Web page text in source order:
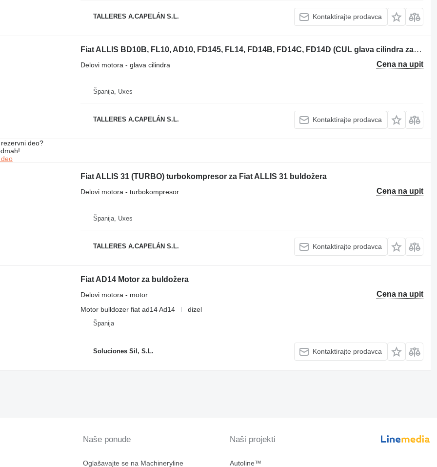
TALLERES A.CAPELÁN S.L. Kontaktirajte prodavca
Fiat ALLIS BD10B, FL10, AD10, FD145, FL14, FD14B, FD14C, FD14D (CUL glava cilindra za Fiat-Allis BD10B buldožera
Cena na upit
Delovi motora - glava cilindra
Španija, Uxes
TALLERES A.CAPELÁN S.L. Kontaktirajte prodavca
dеo?
Fiat ALLIS 31 (TURBO) turbokompresor za Fiat ALLIS 31 buldožera
Cena na upit
Delovi motora - turbokompresor
Španija, Uxes
TALLERES A.CAPELÁN S.L. Kontaktirajte prodavca
Fiat AD14 Motor za buldožera
Cena na upit
Delovi motora - motor
Motor bulldozer fiat ad14 Ad14
dizel
Španija
Soluciones Sil, S.L. Kontaktirajte prodavca
Naše ponude
Oglašavajte se na Machineryline
Naši projekti
Autoline™